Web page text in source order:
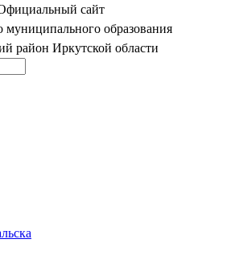
сайт
муниципального образования
район Иркутской области